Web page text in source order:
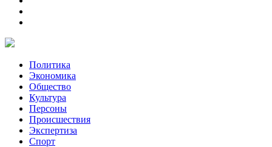
Политика
Экономика
Общество
Культура
Персоны
Происшествия
Экспертиза
Спорт